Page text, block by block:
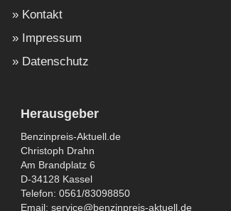
Kontakt
Impressum
Datenschutz
Herausgeber
Benzinpreis-Aktuell.de
Christoph Drahn
Am Brandplatz 6
D-34128 Kassel
Telefon: 0561/83098850
Email: service@benzinpreis-aktuell.de